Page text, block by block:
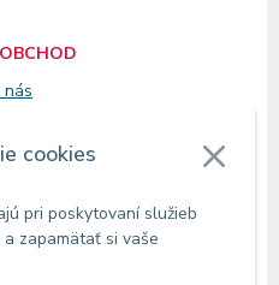
cookies
pri poskytovaní služieb
zapamätať si vaše
nás
oddelenie